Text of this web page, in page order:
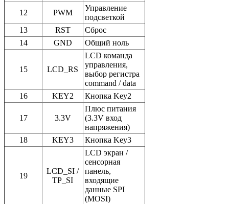
12
PWM
Управление
подсветкой
13
RST
Сброс
14
GND Общий ноль
15 LCD_RS
LCD команда
управления,
выбор регистра
command / data
16
KEY2 Кнопка Key2
17 3.3V
Плюс питания
(3.3V вход
напряжения)
18
KEY3 Кнопка Key3
19
LCD_SI /
TP_SI
LCD экран /
сенсорная
панель,
входящие
данные SPI
(MOSI)